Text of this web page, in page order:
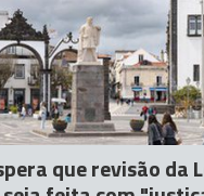
que revisão da